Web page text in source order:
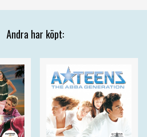
Andra har köpt: